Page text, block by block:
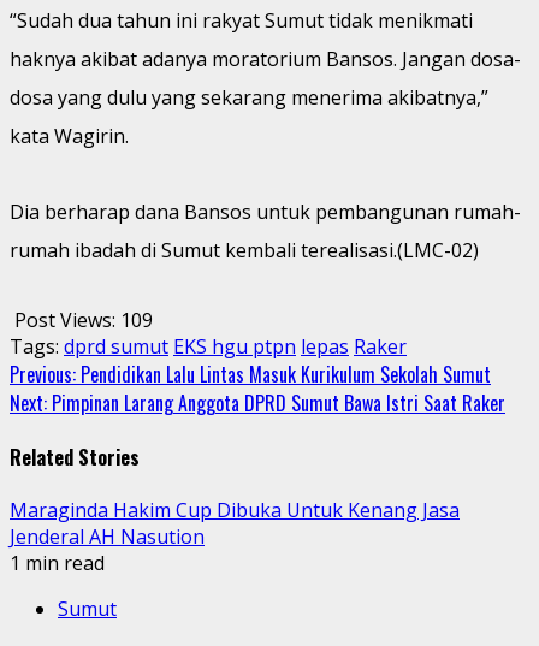
“Sudah dua tahun ini rakyat Sumut tidak menikmati
haknya akibat adanya moratorium Bansos. Jangan dosa-
dosa yang dulu yang sekarang menerima akibatnya,”
kata Wagirin.
Dia berharap dana Bansos untuk pembangunan rumah-
rumah ibadah di Sumut kembali terealisasi.(LMC-02)
Post Views: 109
Tags: dprd sumut EKS hgu ptpn lepas Raker
Continue
Reading
Previous: Pendidikan Lalu Lintas Masuk Kurikulum Sekolah Sumut
Next: Pimpinan Larang Anggota DPRD Sumut Bawa Istri Saat Raker
Related Stories
Maraginda Hakim Cup Dibuka Untuk Kenang Jasa
Jenderal AH Nasution
1 min read
Sumut